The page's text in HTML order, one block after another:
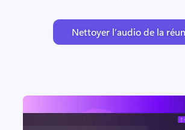
Nettoyer l’audio de la